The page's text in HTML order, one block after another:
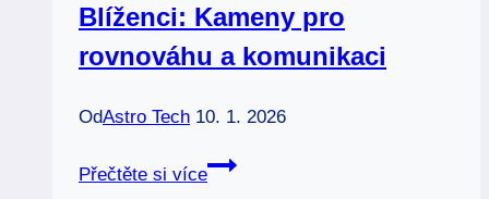
Blíženci: Kameny pro
rovnováhu a komunikaci
OdAstro Tech 10. 1. 2026
Přečtěte si více
Blíženci: